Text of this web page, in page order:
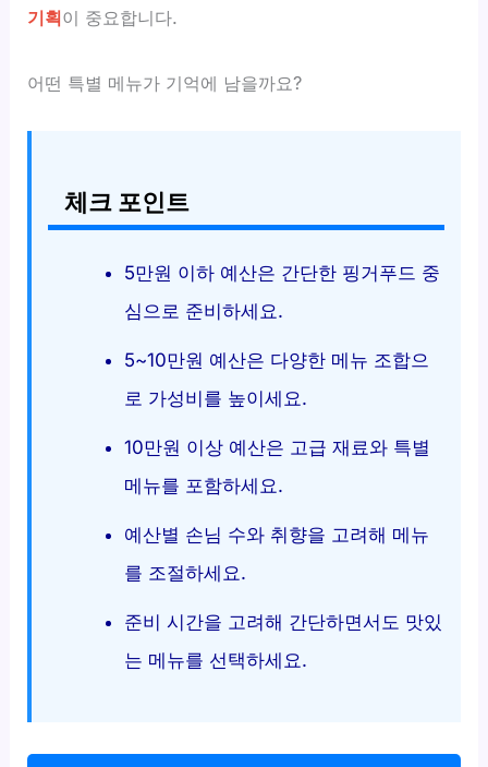
기획이 중요합니다.
어떤 특별 메뉴가 기억에 남을까요?
체크 포인트
5만원 이하 예산은 간단한 핑거푸드 중
심으로 준비하세요.
5~10만원 예산은 다양한 메뉴 조합으
로 가성비를 높이세요.
10만원 이상 예산은 고급 재료와 특별
메뉴를 포함하세요.
예산별 손님 수와 취향을 고려해 메뉴
를 조절하세요.
준비 시간을 고려해 간단하면서도 맛있
는 메뉴를 선택하세요.